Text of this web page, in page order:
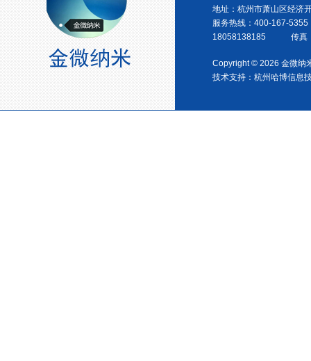
浙江省创新型企业稳定
地址：杭州市萧山区经济
服务热线：400-167-5355
18058138185 传真：
Copyright © 2026 金微纳
技术支持： 杭州哈博信息